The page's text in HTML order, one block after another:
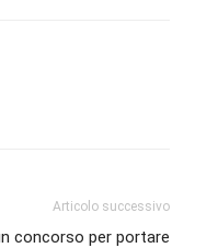
Articolo successivo
concorso per portare